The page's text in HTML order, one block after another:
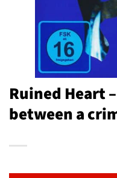
Ruined Heart
between a